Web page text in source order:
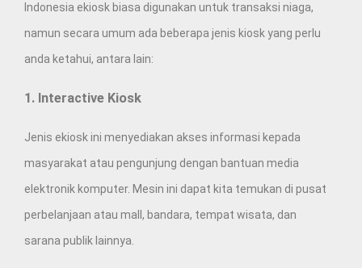
Indonesia ekiosk biasa digunakan untuk transaksi niaga,
namun secara umum ada beberapa jenis kiosk yang perlu
anda ketahui, antara lain:
1. Interactive Kiosk
Jenis ekiosk ini menyediakan akses informasi kepada
masyarakat atau pengunjung dengan bantuan media
elektronik komputer. Mesin ini dapat kita temukan di pusat
perbelanjaan atau mall, bandara, tempat wisata, dan
sarana publik lainnya.